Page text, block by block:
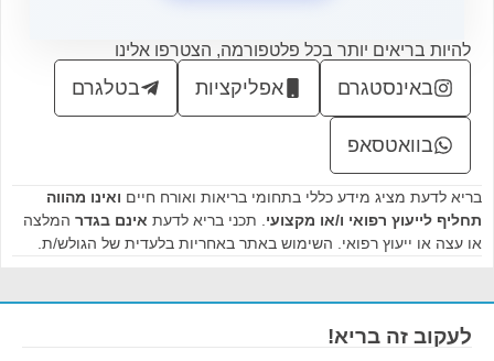
להיות בריאים יותר בכל פלטפורמה, הצטרפו אלינו
באינסטגרם אפליקציות בטלגרם
בוואטסאפ
בריא לדעת מציג מידע כללי בתחומי בריאות ואורח חיים ואינו מהווה
תחליף לייעוץ רפואי ו/או מקצועי . תכני בריא לדעת אינם בגדר המלצה
או עצה או ייעוץ רפואי. השימוש באתר באחריות בלעדית של הגולש/ת.
לעקוב זה בריא!